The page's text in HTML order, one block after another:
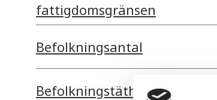
fattigdomsgränsen
Befolkningsantal
Befolkningstäthet